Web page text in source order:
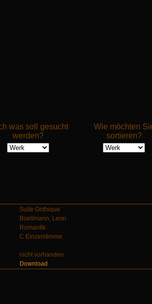
was soll gesucht
werden?
Wie möchten
sortieren?
Suite Gothique
Boellmann, Leon
Romantik
C Einzelstimme
nicht vorhanden
Download